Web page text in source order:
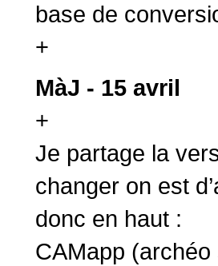
base de
+
MàJ - 15 avril
+
Je partage la
changer on est
donc en haut :
CAMapp (archéo